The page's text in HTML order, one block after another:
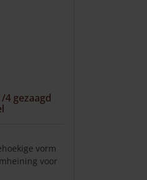
4 gezaagd
vorm
voor